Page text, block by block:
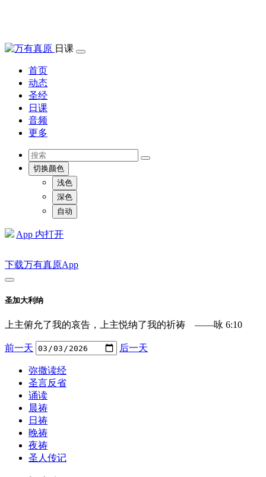
日课
首页
动态
圣经
日课
音频
更多
切换颜色
浅色
深色
自动
App 内打开
下载万有真原App
圣加大利纳
上主俯允了我的哀告，上主悦纳了我的祈祷 ——咏 6:10
前一天 后一天
弥撒读经
圣言反省
诵读
晨祷
日祷
晚祷
夜祷
圣人传记